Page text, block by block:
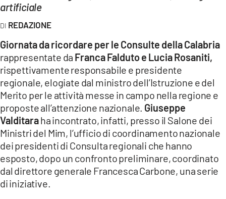
LaC
Network
LACPLAY.IT
LACTV.IT
LACONAIR.IT
LACITYMAG.IT
ILREGGINO.IT
COSENZACHANNEL.IT
ILVIBONESE.IT
artificiale
REDAZIONE
Giornata da ricordare per le Consulte della Calabria
rappresentate da Franca Falduto e Lucia Rosaniti,
rispettivamente responsabile e presidente
regionale, elogiate dal ministro dell’Istruzione e del
Merito per le attività messe in campo nella regione e
proposte all’attenzione nazionale. Giuseppe
Valditaraha incontrato, infatti, presso il Salone dei
Ministri del Mim, l’ufficio di coordinamento nazionale
dei presidenti di Consulta regionali che hanno
esposto, dopo un confronto preliminare, coordinato
dal direttore generale Francesca Carbone, una serie
di iniziative.